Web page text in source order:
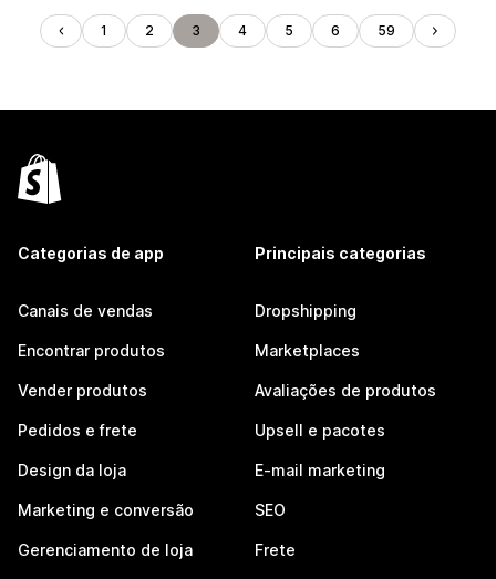
1 2 3 4 5 6 59
Categorias de app
Canais de vendas
Encontrar produtos
Vender produtos
Pedidos e frete
Design da loja
Marketing e conversão
Gerenciamento de loja
Principais categorias
Dropshipping
Marketplaces
Avaliações de produtos
Upsell e pacotes
E-mail marketing
SEO
Frete